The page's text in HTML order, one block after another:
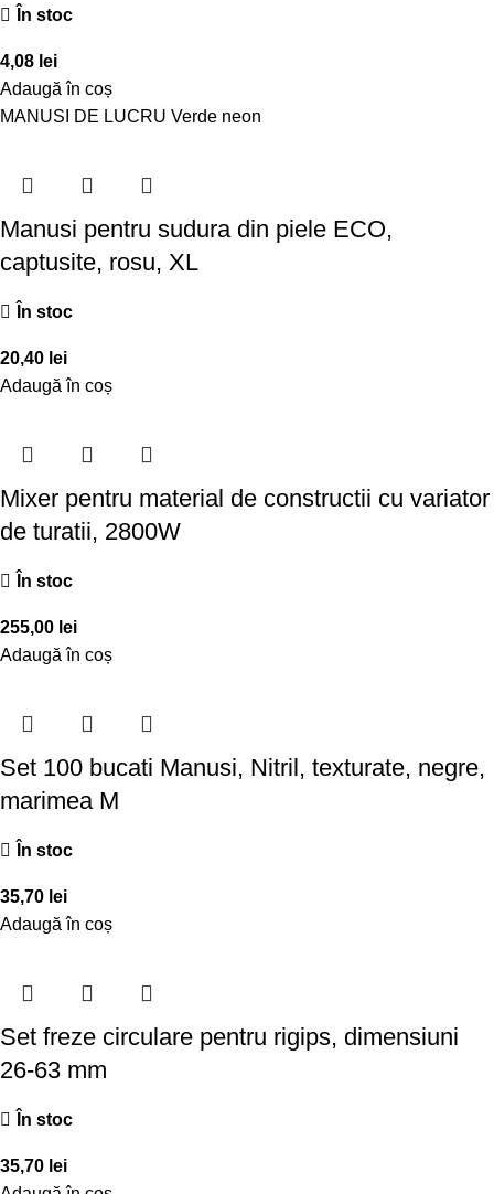
În stoc
4,08 lei
Adaugă în coș
MANUSI DE LUCRU Verde neon
Manusi pentru sudura din piele ECO,
captusite, rosu, XL
În stoc
20,40 lei
Adaugă în coș
Mixer pentru material de constructii cu variator
de turatii, 2800W
În stoc
255,00 lei
Adaugă în coș
Set 100 bucati Manusi, Nitril, texturate, negre,
marimea M
În stoc
35,70 lei
Adaugă în coș
Set freze circulare pentru rigips, dimensiuni
26-63 mm
În stoc
35,70 lei